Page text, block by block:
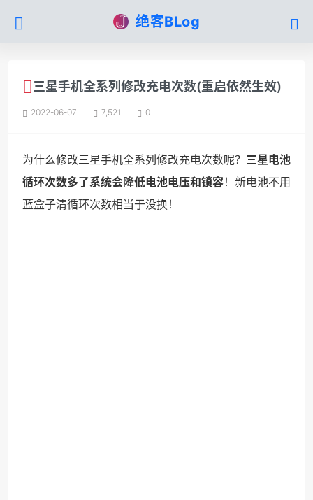
绝客BLog
三星手机全系列修改充电次数(重启依然生效)
2022-06-07 7,521 0
为什么修改三星手机全系列修改充电次数呢？ 三星电池
循环次数多了系统会降低电池电压和锁容！新电池不用
蓝盒子清循环次数相当于没换！